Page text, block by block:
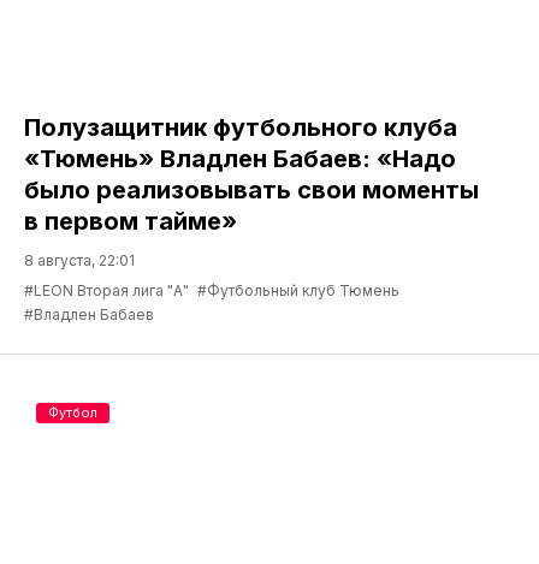
Полузащитник футбольного клуба
«Тюмень» Владлен Бабаев: «Надо
было реализовывать свои моменты
в первом тайме»
8 августа, 22:01
#LEON Вторая лига "А" #Футбольный клуб Тюмень
#Владлен Бабаев
Футбол